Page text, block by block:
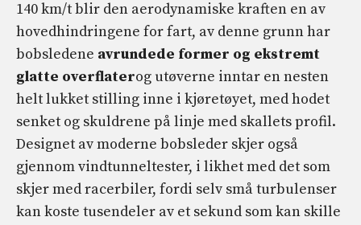
140 km/t blir den aerodynamiske kraften en av
hovedhindringene for fart, av denne grunn har
bobsledene avrundede former og ekstremt
glatte overflaterog utøverne inntar en nesten
helt lukket stilling inne i kjøretøyet, med hodet
senket og skuldrene på linje med skallets profil.
Designet av moderne bobsleder skjer også
gjennom vindtunneltester, i likhet med det som
skjer med racerbiler, fordi selv små turbulenser
kan koste tusendeler av et sekund som kan skille